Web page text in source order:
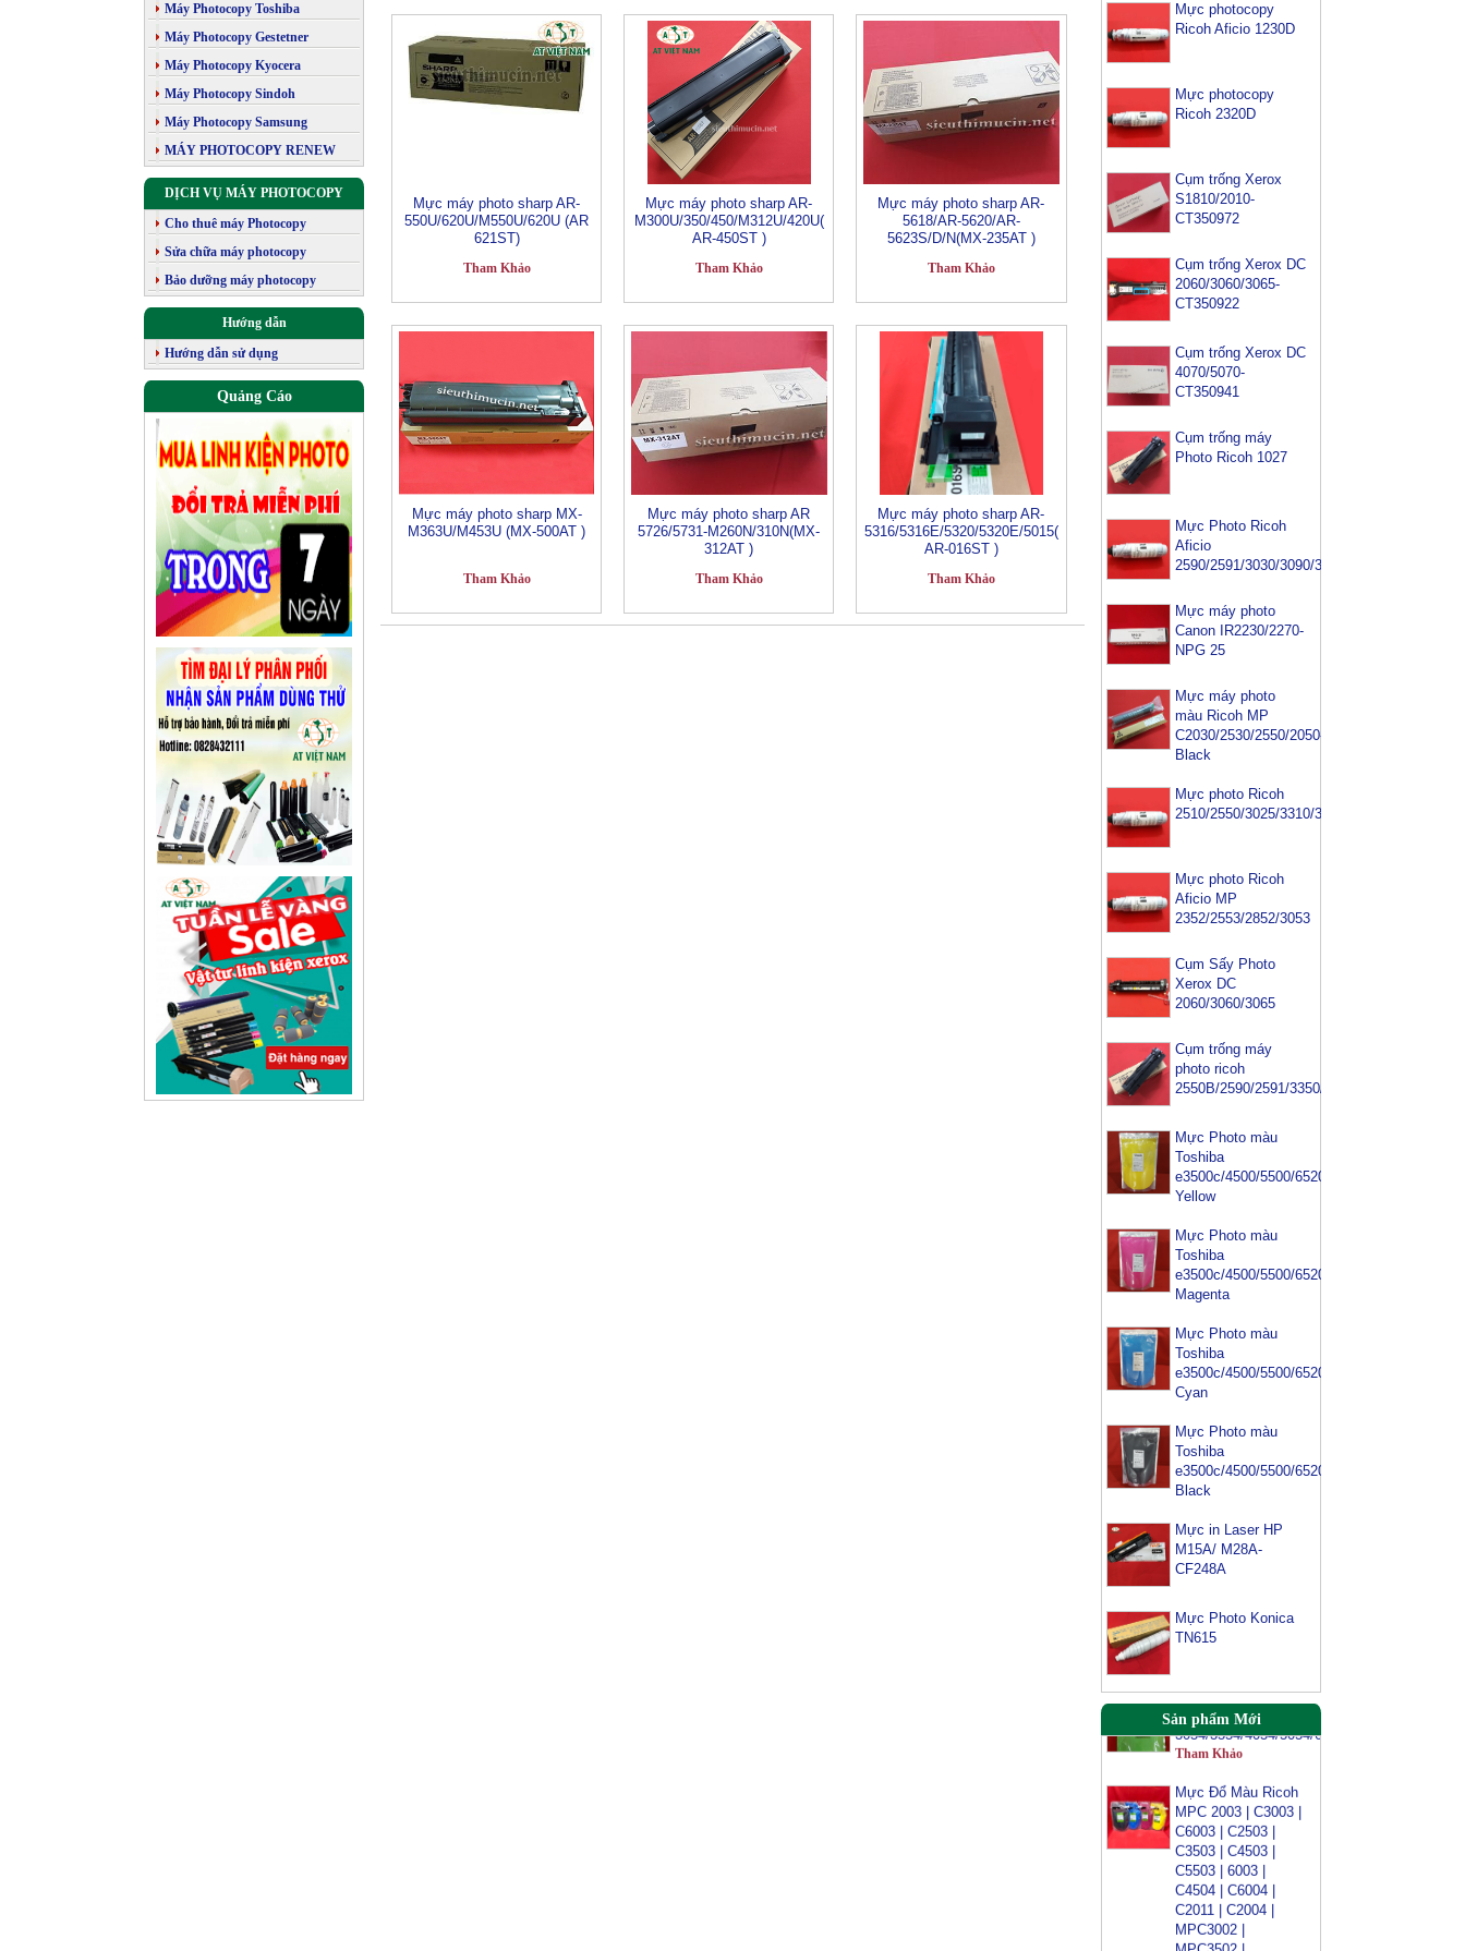
Máy Photocopy Toshiba
Máy Photocopy Gestetner
Máy Photocopy Kyocera
Máy Photocopy Sindoh
Máy Photocopy Samsung
MÁY PHOTOCOPY RENEW
DỊCH VỤ MÁY PHOTOCOPY
Cho thuê máy Photocopy
Sửa chữa máy photocopy
Bảo dưỡng máy photocopy
Hướng dẫn
Hướng dẫn sử dụng
Quảng Cáo
Mực máy photo sharp AR-
550U/620U/M550U/620U (AR
621ST)
Tham Khảo
Mực máy photo sharp AR-
M300U/350/450/M312U/420U(
AR-450ST )
Tham Khảo
Mực máy photo sharp AR-
5618/AR-5620/AR-
5623S/D/N(MX-235AT )
Tham Khảo
Mực máy photo sharp MX-
M363U/M453U (MX-500AT )
Tham Khảo
Mực máy photo sharp AR
5726/5731-M260N/310N(MX-
312AT )
Tham Khảo
Mực máy photo sharp AR-
5316/5316E/5320/5320E/5015(
AR-016ST )
Tham Khảo
Mực photocopy
Ricoh Aficio 1230D
Mực photocopy
Ricoh 2320D
Cụm trống Xerox
S1810/2010-
CT350972
Cụm trống Xerox DC
2060/3060/3065-
CT350922
Cụm trống Xerox DC
4070/5070-
CT350941
Cụm trống máy
Photo Ricoh 1027
Mực Photo Ricoh
Aficio
2590/2591/3030/3090/3391
Mực máy photo
Canon IR2230/2270-
NPG 25
Mực máy photo
màu Ricoh MP
C2030/2530/2550/2050-
Black
Mực photo Ricoh
2510/2550/3025/3310/3350/3352/3353
Mực photo Ricoh
Aficio MP
2352/2553/2852/3053
Cụm Sấy Photo
Xerox DC
2060/3060/3065
Cụm trống máy
photo ricoh
2550B/2590/2591/3350/3352
Mực Photo màu
Toshiba
e3500c/4500/5500/6520/6540-
Yellow
Mực Photo màu
Toshiba
e3500c/4500/5500/6520/6540-
Magenta
Mực Photo màu
Toshiba
e3500c/4500/5500/6520/6540-
Cyan
Mực Photo màu
Toshiba
e3500c/4500/5500/6520/6540-
Black
Mực in Laser HP
M15A/ M28A-
CF248A
Mực Photo Konica
TN615
Sản phẩm Mới
Mực máy photo
ricoh MP 2554/
3054/ 3554/
Tham Khảo
Mực Photocopy
3054/3554/4054/5054/6054
Tham Khảo
Mực Đổ Màu Ricoh
C6003 | C2503 |
C3503 | C4503 |
C5503 | 6003 |
C4504 | C6004 |
C2011 | C2004 |
MPC3002 |
MPC3502 |
MPC4502 |